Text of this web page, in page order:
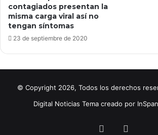
contagiados presentan la
misma carga viral así no
tengan síntomas
23 de septiembre de 2020
© Copyright 2026, Todos los derechos
Digital Noticias Tema creado por
Facebook